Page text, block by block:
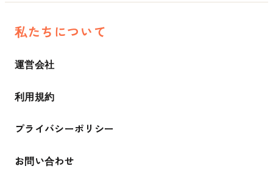
私たちについて
運営会社
利用規約
プライバシーポリシー
お問い合わせ